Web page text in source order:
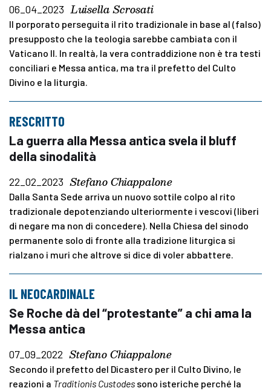
06_04_2023 Luisella Scrosati
Il porporato perseguita il rito tradizionale in base al (falso)
presupposto che la teologia sarebbe cambiata con il
Vaticano II. In realtà, la vera contraddizione non è tra testi
conciliari e Messa antica, ma tra il prefetto del Culto
Divino e la liturgia.
RESCRITTO
La guerra alla Messa antica svela il bluff
della sinodalità
22_02_2023 Stefano Chiappalone
Dalla Santa Sede arriva un nuovo sottile colpo al rito
tradizionale depotenziando ulteriormente i vescovi (liberi
di negare ma non di concedere). Nella Chiesa del sinodo
permanente solo di fronte alla tradizione liturgica si
rialzano i muri che altrove si dice di voler abbattere.
IL NEOCARDINALE
Se Roche dà del “protestante” a chi ama la
Messa antica
07_09_2022 Stefano Chiappalone
Secondo il prefetto del Dicastero per il Culto Divino, le
reazioni a Traditionis Custodes sono isteriche perché la